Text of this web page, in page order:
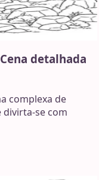
detalhada
complexa de
se com